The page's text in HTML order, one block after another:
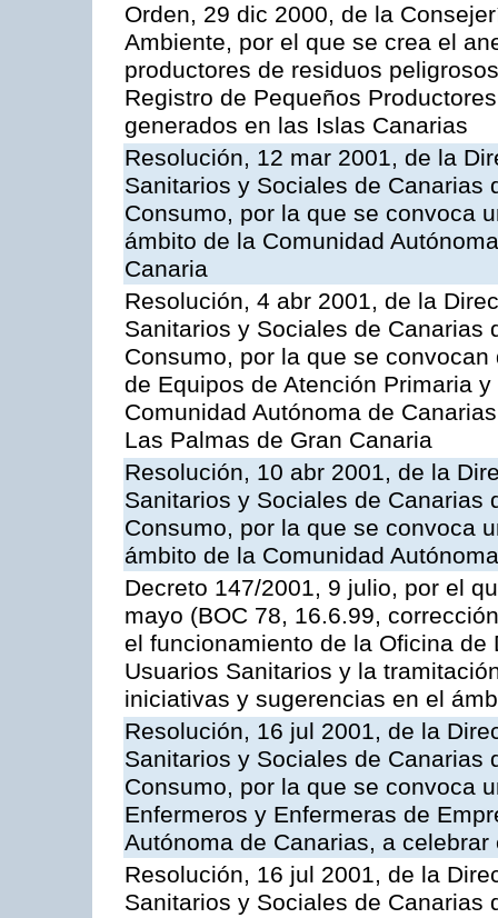
Orden, 29 dic 2000, de la
Ambiente, por el que se crea el
productores de residuos
Registro de Pequeños
generados en las Islas Canarias
Resolución, 12 mar 2001, de la
Sanitarios y Sociales de Canarias
Consumo, por la que se convoca
ámbito de la Comunidad
Canaria
Resolución, 4 abr 2001, de la
Sanitarios y Sociales de Canarias
Consumo, por la que se
de Equipos de Atención Primaria
Comunidad Autónoma de
Las Palmas de Gran Canaria
Resolución, 10 abr 2001, de la
Sanitarios y Sociales de Canarias
Consumo, por la que se convoca
ámbito de la Comunidad
Decreto 147/2001, 9 julio, por el
mayo (BOC 78, 16.6.99,
el funcionamiento de la Oficina
Usuarios Sanitarios y la
iniciativas y sugerencias en el
Resolución, 16 jul 2001, de la
Sanitarios y Sociales de Canarias
Consumo, por la que se convoca
Enfermeros y Enfermeras de
Autónoma de Canarias, a
Resolución, 16 jul 2001, de la
Sanitarios y Sociales de Canarias